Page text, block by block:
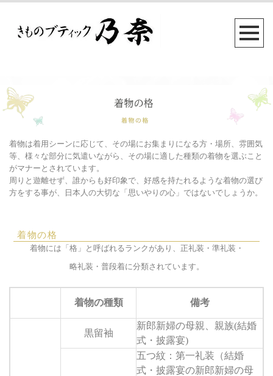
着物は着用シーンに応じて、その場にお集まりになる方・場所、雰囲気
等、様々な部分に気遣いながら、その場に適した種類の着物を選ぶこと
がマナーとされています。
周りと遊離せず、誰からも好印象で、好感を持たれるような着物の選び
方をする事が、日本人の大切な「思いやりの心」ではないでしょうか。
着物の格
着物には「格」と呼ばれるランクがあり、正礼装・準礼装・
略礼装・普段着に分類されています。
着物の種類 備考
黒留袖
新郎新婦の母親、親族(結婚
式・披露宴)
五つ紋：第一礼装（結婚
式・披露宴の新郎新婦の母